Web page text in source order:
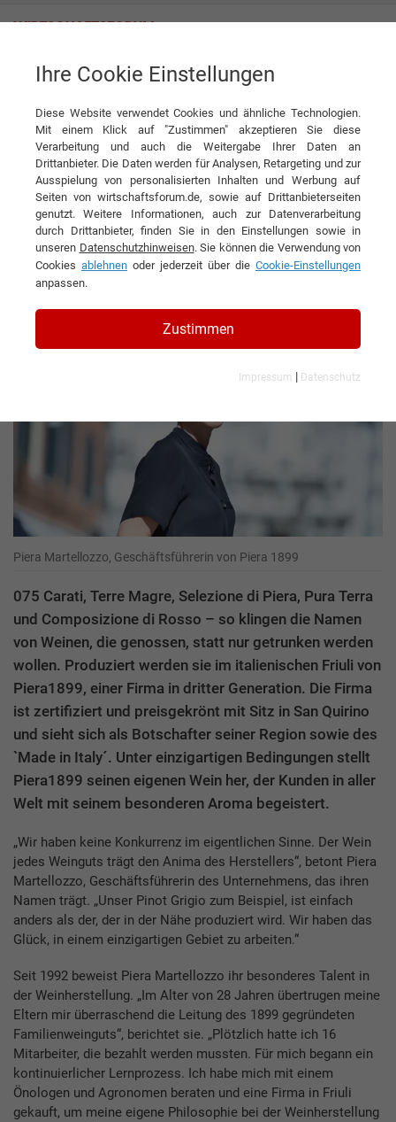
Piera Martellozzo S.p.A. Weingenuss mit allen Sinnen
Interview Piera Martellozzo S.p.A.
DIESEN ARTIKEL EMPFEHLEN
Weingenuss mit allen Sinnen
Interview mit Piera Martellozzo,
Geschäftsführerin der Piera Martellozzo
S.p.A.
Piera Martellozzo, Geschäftsführerin von Piera 1899
075 Carati, Terre Magre, Selezione di Piera, Pura Terra
und Composizione di Rosso – so klingen die Namen
von Weinen, die genossen, statt nur getrunken werden
wollen. Produziert werden sie im italienischen Friuli von
Piera1899, einer Firma in dritter Generation. Die Firma
ist zertifiziert und preisgekrönt mit Sitz in San Quirino
und sieht sich als Botschafter seiner Region sowie des
`Made in Italy´. Unter einzigartigen Bedingungen stellt
Piera1899 seinen eigenen Wein her, der Kunden in aller
Welt mit seinem besonderen Aroma begeistert.
„Wir haben keine Konkurrenz im eigentlichen Sinne. Der Wein
jedes Weinguts trägt den Anima des Herstellers“, betont Piera
Martellozzo, Geschäftsführerin des Unternehmens, das ihren
Namen trägt. „Unser Pinot Grigio zum Beispiel, ist einfach
anders als der, der in der Nähe produziert wird. Wir haben das
Glück, in einem einzigartigen Gebiet zu arbeiten.“
Seit 1992 beweist Piera Martellozzo ihr besonderes Talent in
der Weinherstellung. „Im Alter von 28 Jahren übertrugen meine
Eltern mir überraschend die Leitung des 1899 gegründeten
Familienweinguts“, berichtet sie. „Plötzlich hatte ich 16
Mitarbeiter, die bezahlt werden mussten. Für mich begann ein
kontinuierlicher Lernprozess. Ich habe mich mit einem
Önologen und Agronomen beraten und eine Firma in Friuli
gekauft, um meine eigene Philosophie bei der Weinherstellung
Ihre Cookie Einstellungen
Diese Website verwendet Cookies und ähnliche Technologien.
Mit einem Klick auf "Zustimmen" akzeptieren Sie diese
Verarbeitung und auch die Weitergabe Ihrer Daten an
Drittanbieter. Die Daten werden für Analysen, Retargeting und zur
Ausspielung von personalisierten Inhalten und Werbung auf
Seiten von wirtschaftsforum.de, sowie auf Drittanbieterseiten
genutzt. Weitere Informationen, auch zur Datenverarbeitung
durch Drittanbieter, finden Sie in den Einstellungen sowie in
unseren Datenschutzhinweisen. Sie können die Verwendung von
Cookies ablehnen oder jederzeit über die Cookie-Einstellungen
anpassen.
Zustimmen
Impressum | Datenschutz